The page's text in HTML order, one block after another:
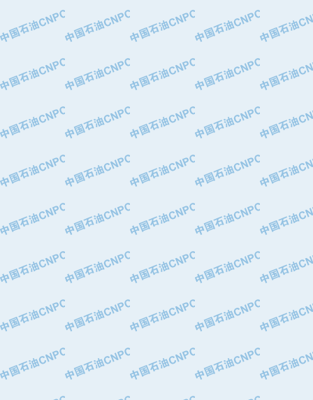
·无锡西姆莱斯石油专用管制造有限公
·沈阳全密封变压器股份有限公司
·河北华北石油天成实业集团有限公司
·特变电工股份有限公司
·中国石化镇海炼油化工股份有限公司
·重庆川东阀门制造有限公司
·三明高中压阀门有限公司
·宁波永泰塑料机械有限公司宁波高压
·上海人民企业集团有限公司
·西安巨力石油技术有限责任公司
·青岛汉缆股份有限公司
·厦门市榕兴新世纪石油设备制造有限
·大港油田集团中成机械制造有限公司
·承德司达石油装备开发公司
·四川明星电缆有限公司
·中国石油大庆石油化工总厂
·中国石油化工股份有限公司催化剂长
·北京长空工业有限公司
·北京中旭阳光石油天然气科技有限公